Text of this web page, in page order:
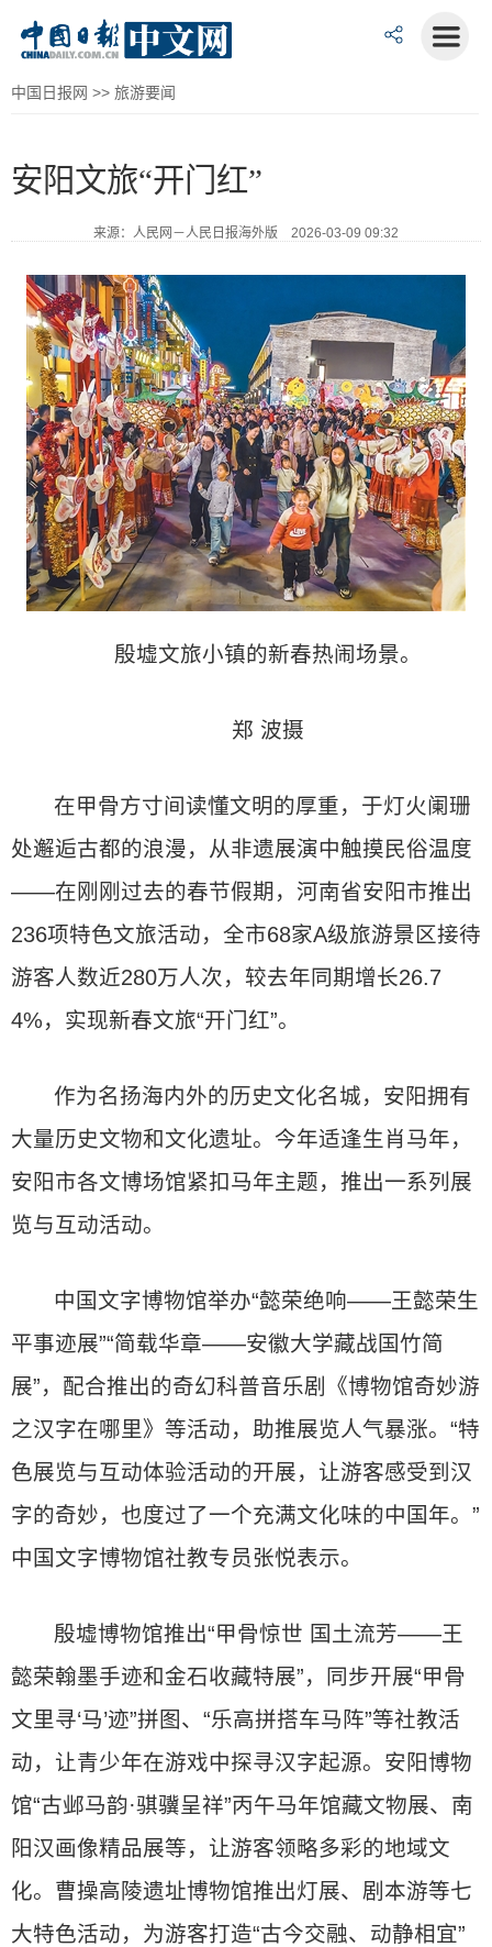
中国日报网 >> 旅游要闻
安阳文旅“开门红”
来源：人民网－人民日报海外版 2026-03-09 09:32
殷墟文旅小镇的新春热闹场景。
郑 波摄
在甲骨方寸间读懂文明的厚重，于灯火阑珊
处邂逅古都的浪漫，从非遗展演中触摸民俗温度
——在刚刚过去的春节假期，河南省安阳市推出
236项特色文旅活动，全市68家A级旅游景区接待
游客人数近280万人次，较去年同期增长26.7
4%，实现新春文旅“开门红”。
作为名扬海内外的历史文化名城，安阳拥有
大量历史文物和文化遗址。今年适逢生肖马年，
安阳市各文博场馆紧扣马年主题，推出一系列展
览与互动活动。
中国文字博物馆举办“懿荣绝响——王懿荣生
平事迹展”“简载华章——安徽大学藏战国竹简
展”，配合推出的奇幻科普音乐剧《博物馆奇妙游
之汉字在哪里》等活动，助推展览人气暴涨。“特
色展览与互动体验活动的开展，让游客感受到汉
字的奇妙，也度过了一个充满文化味的中国年。”
中国文字博物馆社教专员张悦表示。
殷墟博物馆推出“甲骨惊世 国土流芳——王
懿荣翰墨手迹和金石收藏特展”，同步开展“甲骨
文里寻‘马’迹”拼图、“乐高拼搭车马阵”等社教活
动，让青少年在游戏中探寻汉字起源。安阳博物
馆“古邺马韵·骐骥呈祥”丙午马年馆藏文物展、南
阳汉画像精品展等，让游客领略多彩的地域文
化。曹操高陵遗址博物馆推出灯展、剧本游等七
大特色活动，为游客打造“古今交融、动静相宜”